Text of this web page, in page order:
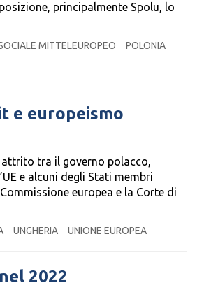
principalmente Spolu, lo
MITTELEUROPEO
POLONIA
e europeismo
attrito tra il governo polacco,
e alcuni degli Stati membri
europea e la Corte di
UNGHERIA UNIONE EUROPEA
2022